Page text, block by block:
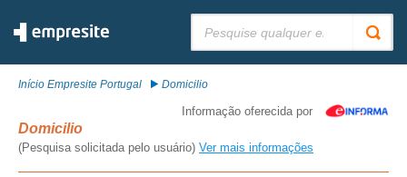
Início Empresite Portugal Domicilio
Informação oferecida por
Domicilio
(Pesquisa solicitada pelo usuário) Ver mais informações